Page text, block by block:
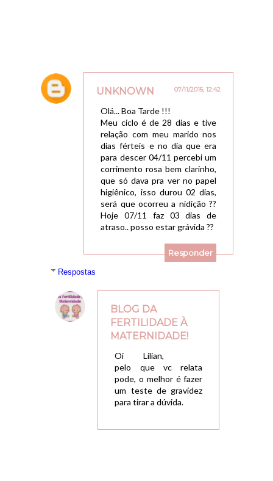
UNKNOWN 07/11/2015, 12:42
Olá... Boa Tarde !!!
Meu ciclo é de 28 dias e tive
relação com meu marido nos
dias férteis e no dia que era
para descer 04/11 percebi um
corrimento rosa bem clarinho,
que só dava pra ver no papel
higiênico, isso durou 02 dias,
será que ocorreu a nidição ??
Hoje 07/11 faz 03 dias de
atraso.. posso estar grávida ??
Responder
Respostas
BLOG DA
FERTILIDADE À
MATERNIDADE!
Oi Lilian,
pelo que vc relata
pode, o melhor é fazer
um teste de gravidez
para tirar a dúvida.